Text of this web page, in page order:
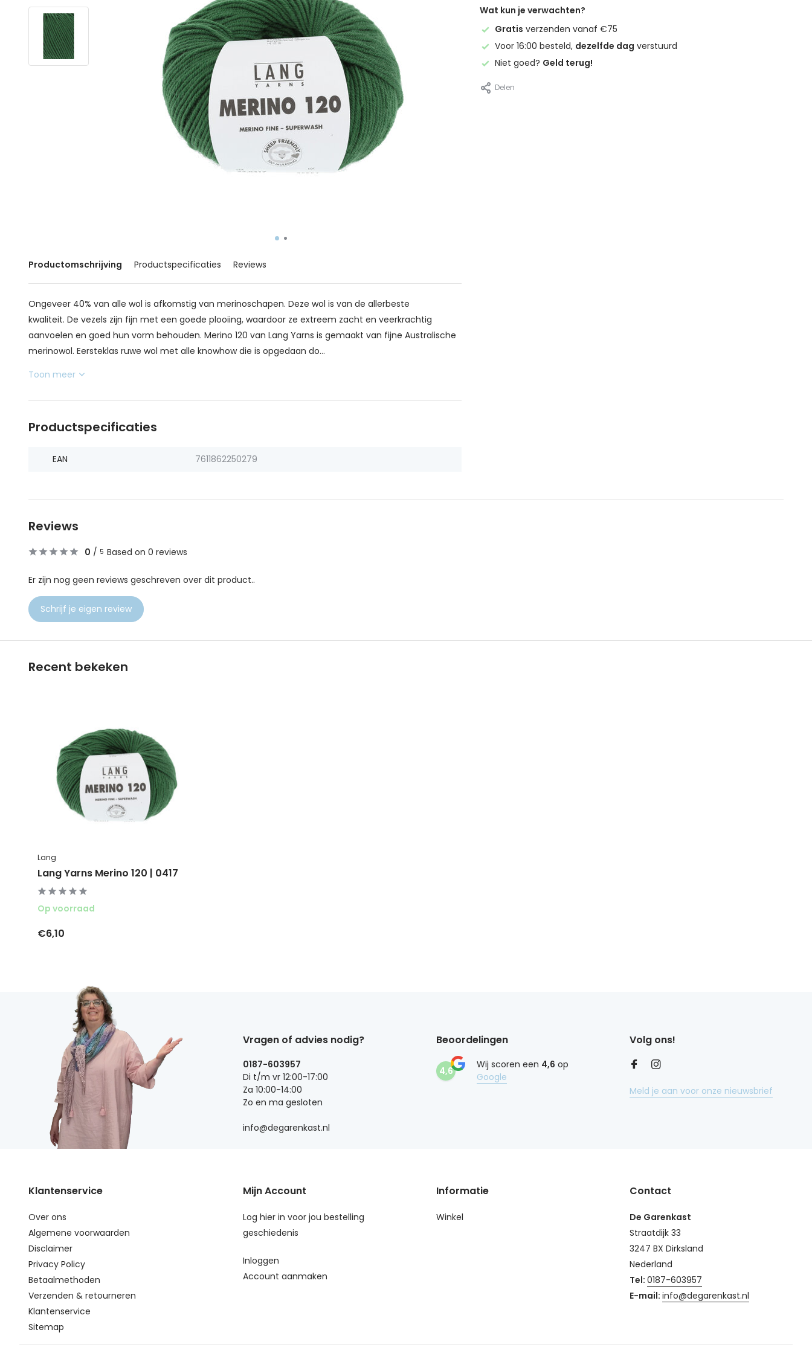
Productomschrijving Productspecificaties Reviews
Ongeveer 40% van alle wol is afkomstig van merinoschapen. Deze wol is van de allerbeste
kwaliteit. De vezels zijn fijn met een goede plooiing, waardoor ze extreem zacht en veerkrachtig
aanvoelen en goed hun vorm behouden. Merino 120 van Lang Yarns is gemaakt van fijne Australische
merinowol. Eersteklas ruwe wol met alle knowhow die is opgedaan do...
Toon meer
Productspecificaties
EAN 7611862250279
Wat kun je verwachten?
Gratis verzenden vanaf €75
Voor 16:00 besteld, dezelfde dag verstuurd
Niet goed? Geld terug!
Delen
Reviews
0 / 5 Based on 0 reviews
Er zijn nog geen reviews geschreven over dit product..
Schrijf je eigen review
Recent bekeken
Lang
Lang Yarns Merino 120 | 0417
Op voorraad
€6,10
Vragen of advies nodig?
0187-603957
Di t/m vr 12:00-17:00
Za 10:00-14:00
Zo en ma gesloten
info@degarenkast.nl
Beoordelingen
4,6
Wij scoren een 4,6 op
Google
Volg ons!
Meld je aan voor onze nieuwsbrief
Klantenservice
Over ons
Algemene voorwaarden
Disclaimer
Privacy Policy
Betaalmethoden
Verzenden & retourneren
Klantenservice
Sitemap
Mijn Account
Log hier in voor jou bestelling
geschiedenis
Inloggen
Account aanmaken
Informatie
Winkel
Contact
De Garenkast
Straatdijk 33
3247 BX Dirksland
Nederland
Tel: 0187-603957
E-mail: info@degarenkast.nl